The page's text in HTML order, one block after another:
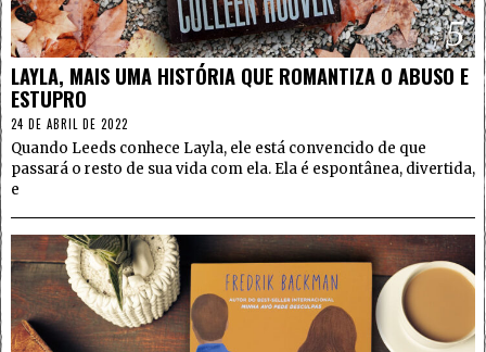
5
LAYLA, MAIS UMA HISTÓRIA QUE ROMANTIZA O ABUSO E
ESTUPRO
24 DE ABRIL DE 2022
Quando Leeds conhece Layla, ele está convencido de que
passará o resto de sua vida com ela. Ela é espontânea, divertida,
e